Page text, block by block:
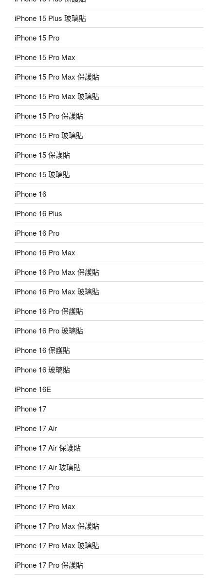
iPhone 15 Plus 玻璃貼
iPhone 15 Pro
iPhone 15 Pro Max
iPhone 15 Pro Max 保護貼
iPhone 15 Pro Max 玻璃貼
iPhone 15 Pro 保護貼
iPhone 15 Pro 玻璃貼
iPhone 15 保護貼
iPhone 15 玻璃貼
iPhone 16
iPhone 16 Plus
iPhone 16 Pro
iPhone 16 Pro Max
iPhone 16 Pro Max 保護貼
iPhone 16 Pro Max 玻璃貼
iPhone 16 Pro 保護貼
iPhone 16 Pro 玻璃貼
iPhone 16 保護貼
iPhone 16 玻璃貼
iPhone 16E
iPhone 17
iPhone 17 Air
iPhone 17 Air 保護貼
iPhone 17 Air 玻璃貼
iPhone 17 Pro
iPhone 17 Pro Max
iPhone 17 Pro Max 保護貼
iPhone 17 Pro Max 玻璃貼
iPhone 17 Pro 保護貼